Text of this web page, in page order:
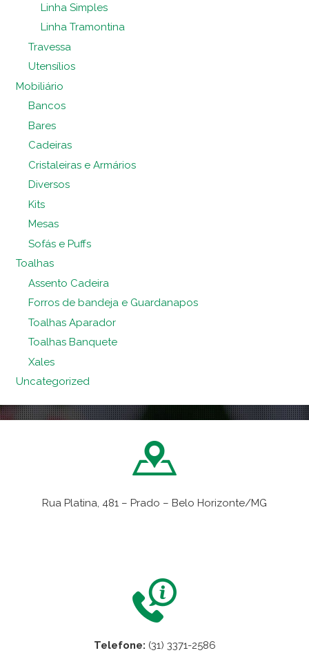
Linha Simples
Linha Tramontina
Travessa
Utensílios
Mobiliário
Bancos
Bares
Cadeiras
Cristaleiras e Armários
Diversos
Kits
Mesas
Sofás e Puffs
Toalhas
Assento Cadeira
Forros de bandeja e Guardanapos
Toalhas Aparador
Toalhas Banquete
Xales
Uncategorized
Rua Platina, 481 – Prado – Belo Horizonte/MG
Telefone: (31) 3371-2586